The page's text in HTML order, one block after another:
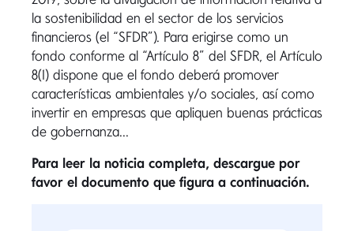
la sostenibilidad en el sector de los servicios
financieros (el “SFDR”). Para erigirse como un
fondo conforme al “Artículo 8” del SFDR, el Artículo
8(1) dispone que el fondo deberá promover
características ambientales y/o sociales, así como
invertir en empresas que apliquen buenas prácticas
de gobernanza...
Para leer la noticia completa, descargue por
favor el documento que figura a continuación.